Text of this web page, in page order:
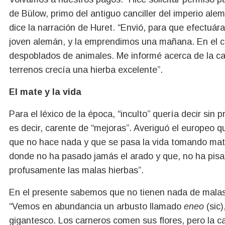
de Bülow, primo del antiguo canciller del imperio
dice la narración de Huret. “Envió, para que
joven alemán, y la emprendimos una mañana. En
despoblados de animales. Me informé acerca de la
terrenos crecía una hierba excelente”.
El mate y la vida
Para el léxico de la época, “inculto” quería decir sin
es decir, carente de “mejoras”. Averiguó el europeo
que no hace nada y que se pasa la vida tomando
donde no ha pasado jamás el arado y que, no ha
profusamente las malas hierbas”.
En el presente sabemos que no tienen nada de
“Vemos en abundancia un arbusto llamado eneo
gigantesco. Los carneros comen sus flores, pero la